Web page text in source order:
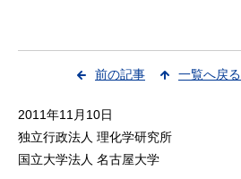
前の記事 一覧へ戻る
2011年11月10日
独立行政法人 理化学研究所
国立大学法人 名古屋大学